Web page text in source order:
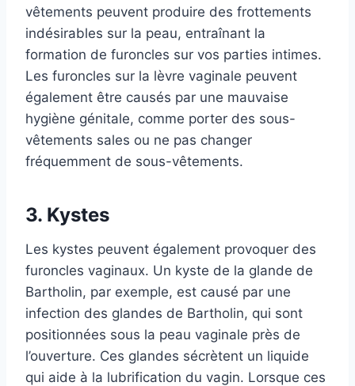
vêtements peuvent produire des frottements
indésirables sur la peau, entraînant la
formation de furoncles sur vos parties intimes.
Les furoncles sur la lèvre vaginale peuvent
également être causés par une mauvaise
hygiène génitale, comme porter des sous-
vêtements sales ou ne pas changer
fréquemment de sous-vêtements.
3. Kystes
Les kystes peuvent également provoquer des
furoncles vaginaux. Un kyste de la glande de
Bartholin, par exemple, est causé par une
infection des glandes de Bartholin, qui sont
positionnées sous la peau vaginale près de
l’ouverture. Ces glandes sécrètent un liquide
qui aide à la lubrification du vagin. Lorsque ces